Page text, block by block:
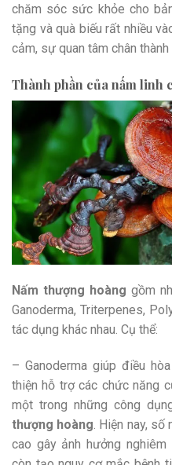
chăm sóc sức khỏe cho
tặng và quà biếu rất nhiều
cảm, sự quan tâm chân
Thành phần của nấm linh
Nấm thượng hoàng gồm
Ganoderma, Triterpenes,
tác dụng khác nhau. Cụ thể:
– Ganoderma giúp điều
thiện hỗ trợ các chức năng
một trong những công
thượng hoàng. Hiện nay, số
cao gây ảnh hưởng